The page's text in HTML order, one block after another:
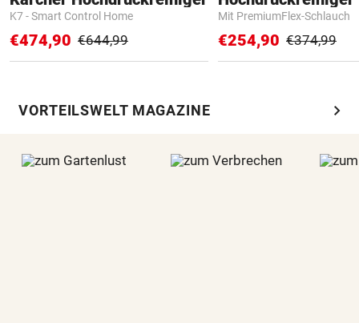
K7 - Smart Control Home
€474,90 €644,99
Mit PremiumFlex-Schlauch
€254,90 €374,99
VORTEILSWELT MAGAZINE chevron_right